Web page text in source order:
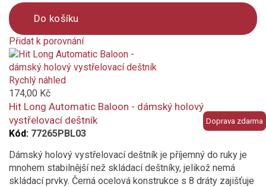
Do košíku
Přidat k porovnání
Product
is
added
to
compare
Doprava zdarma
Rychlý náhled
174,00 Kč
Hit Long Automatic Baloon - dámský holový
vystřelovací deštník
Kód: 77265PBL03
Dámský holový vystřelovací deštník je příjemný do ruky je
mnohem stabilnější než skládací deštníky, jelikož nemá
skládací prvky. Černá ocelová konstrukce s 8 dráty zajišťuje